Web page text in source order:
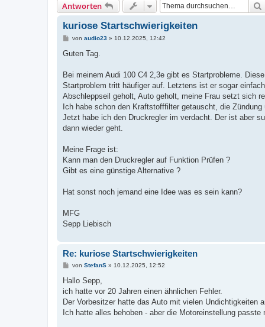
Antworten
kuriose Startschwierigkeiten
B
i
a
von audio23» 10.12.2025, 12:42
Guten Tag.
Bei meinem Audi 100 C4 2,3e gibt es Startprobleme.
Startproblem tritt häufiger auf. Letztens ist er sogar
Abschleppseil geholt, Auto geholt, meine Frau setzt sich
Ich habe schon den Kraftstofffilter getauscht, die
Jetzt habe ich den Druckregler im verdacht. Der ist aber
dann wieder geht.
Meine Frage ist:
Kann man den Druckregler auf Funktion Prüfen ?
Gibt es eine günstige Alternative ?
Hat sonst noch jemand eine Idee was es sein kann?
MFG
Sepp Liebisch
Re: kuriose Startschwierigkeiten
B
i
r
a
von StefanS» 10.12.2025, 12:52
Hallo Sepp,
ich hatte vor 20 Jahren einen ähnlichen Fehler.
Der Vorbesitzer hatte das Auto mit vielen Undichtigkeiten
Ich hatte alles behoben - aber die Motoreinstellung